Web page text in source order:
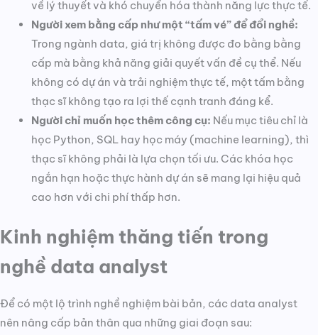
về lý thuyết và khó chuyển hóa thành năng lực thực tế.
Người xem bằng cấp như một “tấm vé” để đổi nghề:
Trong ngành data, giá trị không được đo bằng bằng
cấp mà bằng khả năng giải quyết vấn đề cụ thể. Nếu
không có dự án và trải nghiệm thực tế, một tấm bằng
thạc sĩ không tạo ra lợi thế cạnh tranh đáng kể.
Người chỉ muốn học thêm công cụ: Nếu mục tiêu chỉ là
học Python, SQL hay học máy (machine learning), thì
thạc sĩ không phải là lựa chọn tối ưu. Các khóa học
ngắn hạn hoặc thực hành dự án sẽ mang lại hiệu quả
cao hơn với chi phí thấp hơn.
Kinh nghiệm thăng tiến trong
nghề data analyst
Để có một lộ trình nghề nghiệm bài bản, các data analyst
nên nâng cấp bản thân qua những giai đoạn sau: